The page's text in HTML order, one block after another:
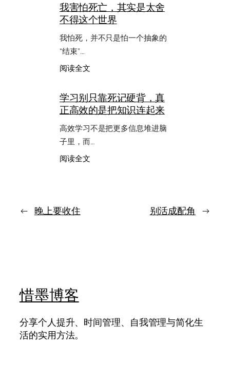
可
爱
慧
妈
我害怕死亡，其实是太舍
不得这个世界
我怕死，并不只是怕一个抽象的
“结束”…
阅读全文：
怕
死
其
实
太
学习别只靠死记硬背，真
正高效的是把知识连起来
高效学习不是把更多信息堆进脑
子里，而…
阅读全文：
把
← 晚上要收住 别活成配角 →
惜墨博客
分享个人提升、时间管理、自我管理与简化生
活的实用方法。